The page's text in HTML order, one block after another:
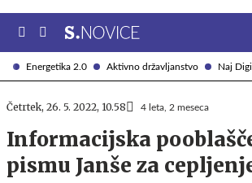
Energetika 2.0 Aktivno državljanstvo Naj Digi
Četrtek, 26. 5. 2022, 10.58 4 leta, 2 meseca
Informacijska
pismu Janše za